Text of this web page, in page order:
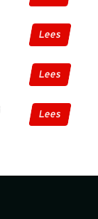
Lees
Lees
Lees